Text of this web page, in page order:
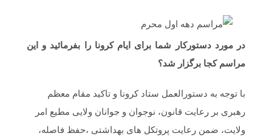
در مورد دستورکار شما برای ایام کرونا را بفرمائید و این
مراسم کجا برگزار شد؟
با توجه به دستورالعمل ستاد کرونا و تاکید مقام معظم
رهبری بر رعایت قانون، نوجوان و جوانان ولایی مطیع امر
ولایت، ضمن رعایت پروتکل های بهداشتی ،حفظ فاصله،